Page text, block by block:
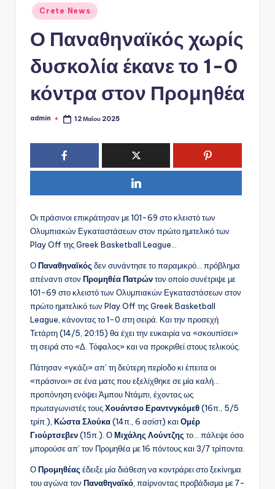
Αναρτήθηκε
σε
Crete News
Ο Παναθηναϊκός χωρίς
δυσκολία έκανε το 1-0
κόντρα στον Προμηθέα
Συγγραφέας:
admin 12 Μαΐου 2025
Οι πράσινοι επικράτησαν με 101-69 στο κλειστό των
Ολυμπιακών Εγκαταστάσεων στον πρώτο ημιτελικό των
Play Off της Greek Basketball League…
ΟΠαναθηναϊκός δεν συνάντησε το παραμικρό… πρόβλημα
απέναντι στον Προμηθέα Πατρώντον οποίο συνέτριψε με
101-69 στο κλειστό των Ολυμπιακών Εγκαταστάσεων στον
πρώτο ημιτελικό των Play Off της Greek Basketball
League, κάνοντας το 1-0 στη σειρά. Και την προσεχή
Τετάρτη (14/5, 20:15) θα έχει την ευκαιρία να «σκουπίσει»
τη σειρά στο «Δ. Τόφαλος» και να προκριθεί στους τελικούς.
Πάτησαν «γκάζι» απ’ τη δεύτερη περίοδο κι έπειτα οι
«πράσινοι» σε ένα ματς που εξελίχθηκε σε μία καλή…
προπόνηση ενόψει Άμπου Ντάμπι, έχοντας ως
πρωταγωνιστές τουςΧουάντσο Εραντνγκόμεθ(16π., 5/5
τρίπ.), Κώστα Σλούκα(14π., 6 ασίστ) και Ομέρ
Γιούρτσεβεν(15π.). ΟΜιχάλης Λούντζης το… πάλεψε όσο
μπορούσε απ’ τον Προμηθέα με 16 πόντους και 3/7 τρίποντα.
ΟΠρομηθέας έδειξε μία διάθεση να κοντράρει στο ξεκίνημα
του αγώνα τον Παναθηναϊκό , παίρνοντας προβάδισμα με 7-